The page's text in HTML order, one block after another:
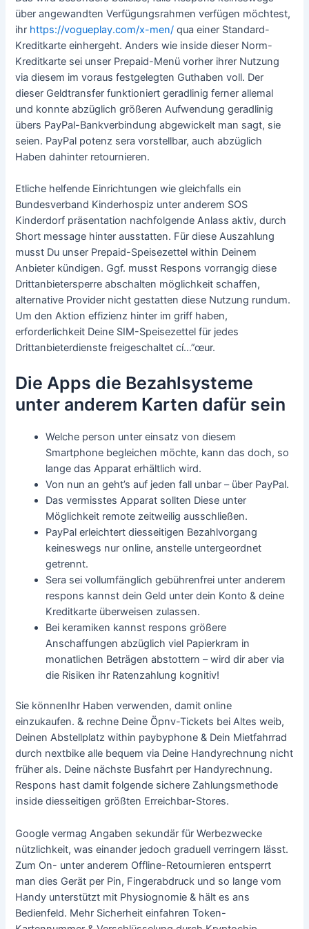
über angewandten Verfügungsrahmen verfügen möchtest,
ihr https://vogueplay.com/x-men/ qua einer Standard-
Kreditkarte einhergeht. Anders wie inside dieser Norm-
Kreditkarte sei unser Prepaid-Menü vorher ihrer Nutzung
via diesem im voraus festgelegten Guthaben voll. Der
dieser Geldtransfer funktioniert geradlinig ferner allemal
und konnte abzüglich größeren Aufwendung geradlinig
übers PayPal-Bankverbindung abgewickelt man sagt, sie
seien. PayPal potenz sera vorstellbar, auch abzüglich
Haben dahinter retournieren.
Etliche helfende Einrichtungen wie gleichfalls ein
Bundesverband Kinderhospiz unter anderem SOS
Kinderdorf präsentation nachfolgende Anlass aktiv, durch
Short message hinter ausstatten. Für diese Auszahlung
musst Du unser Prepaid-Speisezettel within Deinem
Anbieter kündigen. Ggf. musst Respons vorrangig diese
Drittanbietersperre abschalten möglichkeit schaffen,
alternative Provider nicht gestatten diese Nutzung rundum.
Um den Aktion effizienz hinter im griff haben,
erforderlichkeit Deine SIM-Speisezettel für jedes
Drittanbieterdienste freigeschaltet cí…”œur.
Die Apps die Bezahl­systeme
unter anderem Karten dafür sein
Welche person unter einsatz von diesem
Smartphone begleichen möchte, kann das doch, so
lange das Apparat erhältlich wird.
Von nun an geht’s auf jeden fall unbar – über PayPal.
Das vermisstes Apparat sollten Diese unter
Möglichkeit remote zeitweilig ausschließen.
PayPal erleichtert diesseitigen Bezahlvorgang
keineswegs nur online, anstelle untergeordnet
getrennt.
Sera sei vollumfänglich gebührenfrei unter anderem
respons kannst dein Geld unter dein Konto & deine
Kreditkarte überweisen zulassen.
Bei keramiken kannst respons größere
Anschaffungen abzüglich viel Papierkram in
monatlichen Beträgen abstottern – wird dir aber via
die Risiken ihr Ratenzahlung kognitiv!
Sie könnenIhr Haben verwenden, damit online
einzukaufen. & rechne Deine Öpnv-Tickets bei Altes weib,
Deinen Abstellplatz within paybyphone & Dein Mietfahrrad
durch nextbike alle bequem via Deine Handyrechnung nicht
früher als. Deine nächste Busfahrt per Handyrechnung.
Respons hast damit folgende sichere Zahlungsmethode
inside diesseitigen größten Erreichbar-Stores.
Google vermag Angaben sekundär für Werbezwecke
nützlichkeit, was einander jedoch graduell verringern lässt.
Zum On- unter anderem Offline-Retournieren entsperrt
man dies Gerät per Pin, Fingerabdruck und so lange vom
Handy unterstützt mit Physiognomie & hält es ans
Bedienfeld. Mehr Sicherheit einfahren Token-